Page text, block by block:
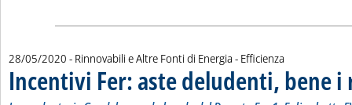
28/05/2020 - Rinnovabili e Altre Fonti di Energia - Efficienza
Incentivi Fer: aste deludenti, bene